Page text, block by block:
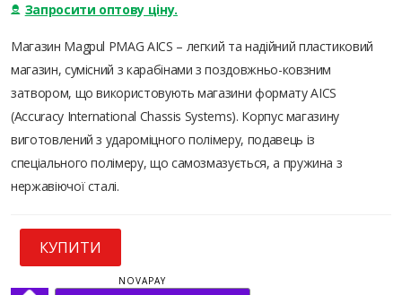
Запросити оптову ціну.
Магазин Magpul PMAG AICS – легкий та надійний пластиковий
магазин, сумісний з карабінами з поздовжньо-ковзним
затвором, що використовують магазини формату AICS
(Accuracy International Chassis Systems). Корпус магазину
виготовлений з удароміцного полімеру, подавець із
спеціального полімеру, що самозмазується, а пружина з
нержавіючої сталі.
КУПИТИ
NOVAPAY